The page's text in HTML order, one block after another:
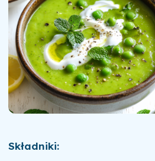
Składniki: